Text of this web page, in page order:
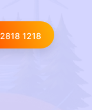
2818 1218